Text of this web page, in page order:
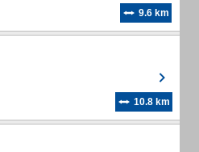
9.6 km
10.8 km